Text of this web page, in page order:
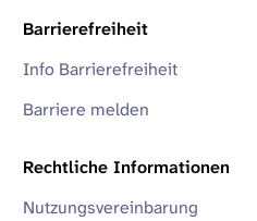
Barrierefreiheit
Info Barrierefreiheit
Barriere melden
Rechtliche Informationen
Nutzungsvereinbarung